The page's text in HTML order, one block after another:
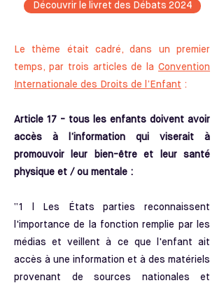
Découvrir le livret des Débats 2024
​​Le thème était cadré, dans un premier
temps, par trois articles de la Convention
Internationale des Droits de l’Enfant :
Article 17 - tous les enfants doivent avoir
accès à l’information qui viserait à
promouvoir leur bien-être et leur santé
physique et / ou mentale :
“1 l Les États parties reconnaissent
l'importance de la fonction remplie par les
médias et veillent à ce que l'enfant ait
accès à une information et à des matériels
provenant de sources nationales et